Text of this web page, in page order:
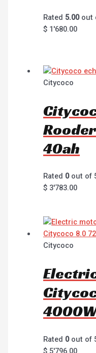
Rated 5.00out
$ 1'680.00
Citycoco
40ah
Rated 0out of
$ 3'783.00
Citycoco
Rated 0out of
$ 5'796.00